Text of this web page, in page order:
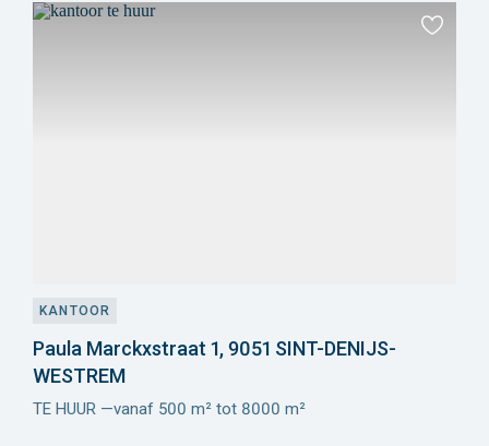
KANTOOR
Paula Marckxstraat 1, 9051 SINT-DENIJS-
WESTREM
TE HUUR —vanaf 500 m² tot 8000 m²